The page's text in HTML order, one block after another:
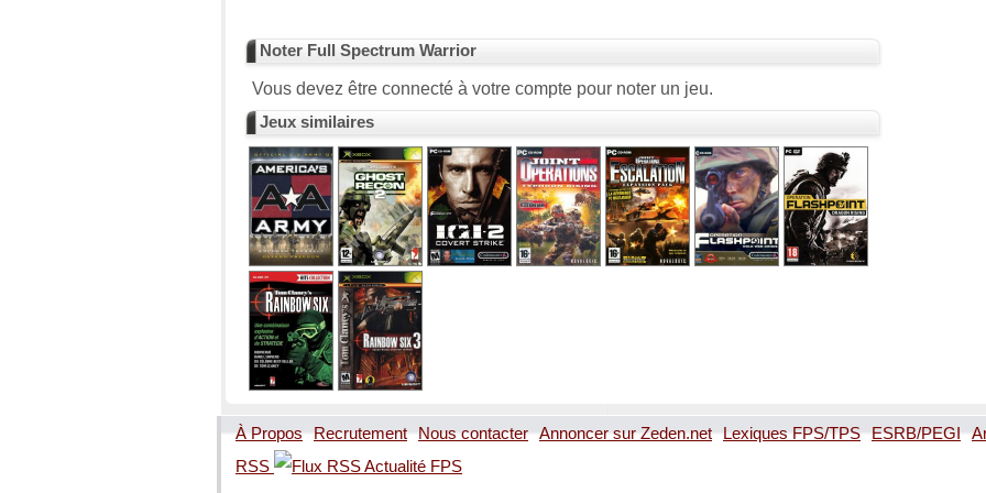
Noter Full Spectrum Warrior
Vous devez être connecté à votre compte pour noter un jeu.
Jeux similaires
À Propos Recrutement Nous contacter Annoncer sur Zeden.net Lexiques FPS/TPS ESRB/PEGI
RSS